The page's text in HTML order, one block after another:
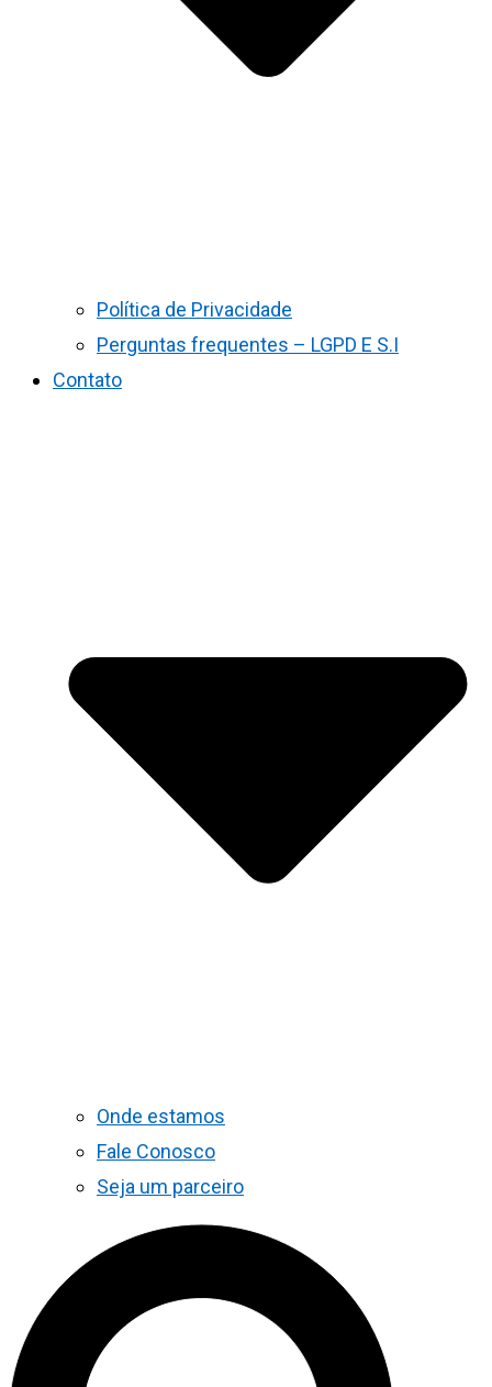
Política de Privacidade
Perguntas frequentes – LGPD E S.I
Contato
Onde estamos
Fale Conosco
Seja um parceiro